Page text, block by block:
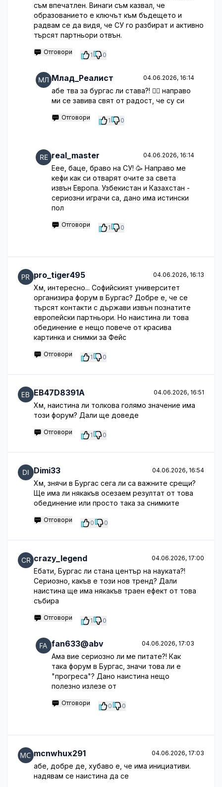
съм впечатлен. Винаги съм казвал, че
образованието е ключът към бъдещето и
радвам се да видя, че СУ го разбират и активно
търсят партньори отвън.
Отговори 1 0
Млад_Реалист 04.06.2026, 16:14
абе тва за бургас ли става?! 🤦‍♀️ направо
ми се завива свят от радост, че су си
Отговори 1 0
real_master 04.06.2026, 16:14
Еее, баце, браво на СУ! 🥳 Направо ме
кефи как си отварят очите за света
извън Европа. Узбекистан и Казахстан -
сериозни играчи са, дано има истински
пол
Отговори 1 0
pro_tiger495 04.06.2026, 16:13
Хм, интересно... Софийският университет
организира форум в Бургас? Добре е, че се
търсят контакти с държави извън познатите
европейски партньори. Но наистина ли това
обединение е нещо повече от красива
картинка и снимки за Фейс
Отговори 1 0
EB47D8391A 04.06.2026, 16:51
Хм, наистина ли толкова голямо значение има
този форум? Дали ще доведе
Отговори 1 0
Dimi33 04.06.2026, 16:54
Хм, знячи в Бургас сега ли са важните срещи?
Ще има ли някакъв осезаем резултат от това
обединение или просто така за снимките
Отговори 0 0
crazy_legend 04.06.2026, 17:00
Ебати, Бургас ли стана център на науката?!
Сериозно, какъв е този нов тренд? Дали
наистина ще има някакъв траен ефект от това
събира
Отговори 1 0
fan633@abv 04.06.2026, 17:03
Ама вие сериозно ли ме питате?! Как
така форум в Бургас, значи това ли е
"прогреса"? Дано наистина нещо
полезно излезе от
Отговори 0 0
mcnwhux291 04.06.2026, 17:03
абе, добре де, хубаво е, че има инициативи.
надявам се наистина да се